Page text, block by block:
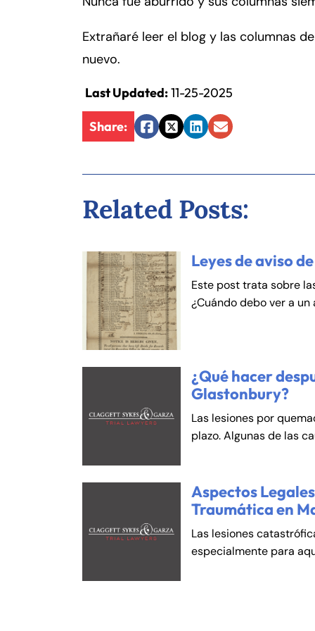
Extrañaré leer el blog y las columnas
nuevo.
Last Updated:11-25-2025
Share:
Facebook
TwitterLinkedIn
Email
Related Posts:
Leyes de aviso
Este post trata sobre
¿Cuándo debo ver a un
¿Qué hacer
Glastonbury?
Las lesiones por
plazo. Algunas de las
Aspectos
Traumática en
Las lesiones
especialmente para